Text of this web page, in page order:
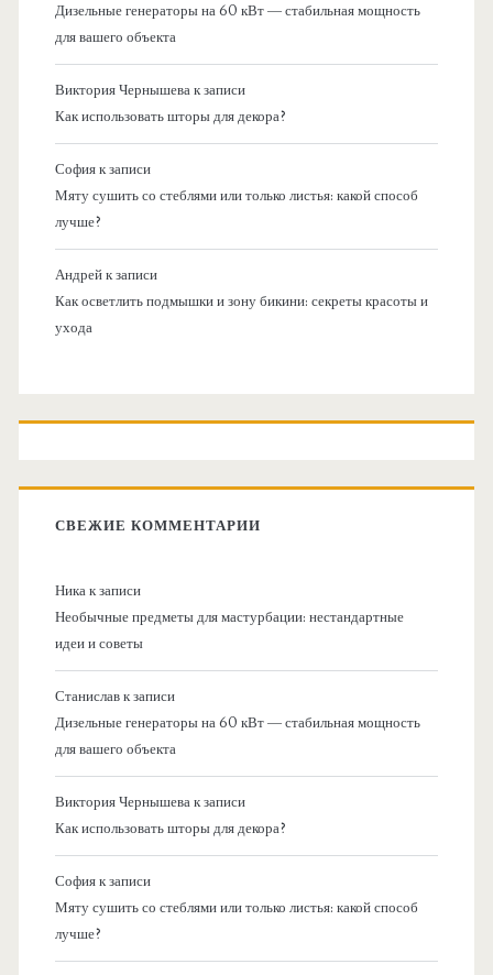
Дизельные генераторы на 60 кВт — стабильная мощность
для вашего объекта
Виктория Чернышевак записи
Как использовать шторы для декора?
Софияк записи
Мяту сушить со стеблями или только листья: какой способ
лучше?
Андрейк записи
Как осветлить подмышки и зону бикини: секреты красоты и
ухода
СВЕЖИЕ КОММЕНТАРИИ
Никак записи
Необычные предметы для мастурбации: нестандартные
идеи и советы
Станиславк записи
Дизельные генераторы на 60 кВт — стабильная мощность
для вашего объекта
Виктория Чернышевак записи
Как использовать шторы для декора?
Софияк записи
Мяту сушить со стеблями или только листья: какой способ
лучше?